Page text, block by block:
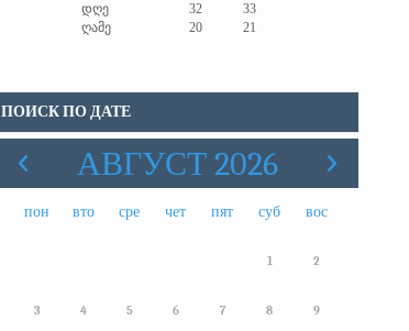
დღე
32
33
ღამე
20 21
ПОИСК ПО ДАТЕ
АВГУСТ 2026
пон вто сре чет пят суб вос
1 2
3 4 5 6 7 8 9